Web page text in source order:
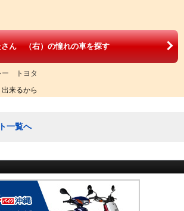
さん （右）の憧れの車を探す
ー トヨタ
来るから
一覧へ